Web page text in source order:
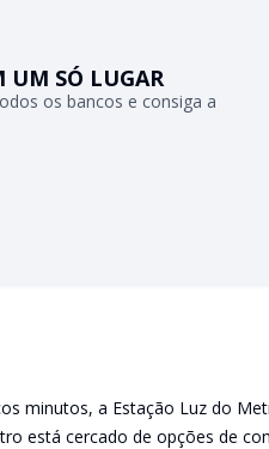
UM SÓ LUGAR
os bancos e consiga a
minutos, a Estação Luz do
está cercado de opções de